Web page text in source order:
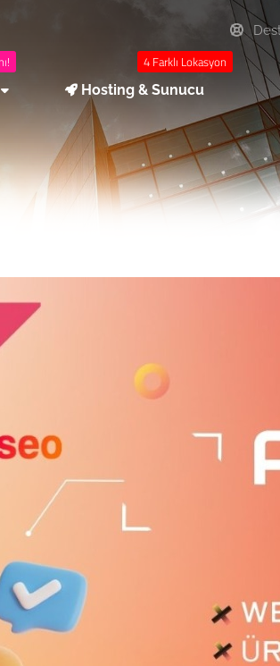
4 Farklı Lokasyon
Hosting & Sunucu